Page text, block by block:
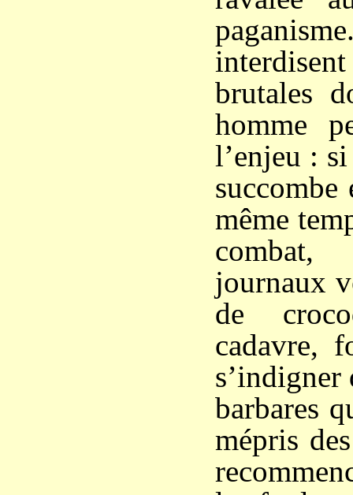
brutales
homme
l’enjeu :
même
journaux
de
cadavre,
s’indigner
barbares
mépris